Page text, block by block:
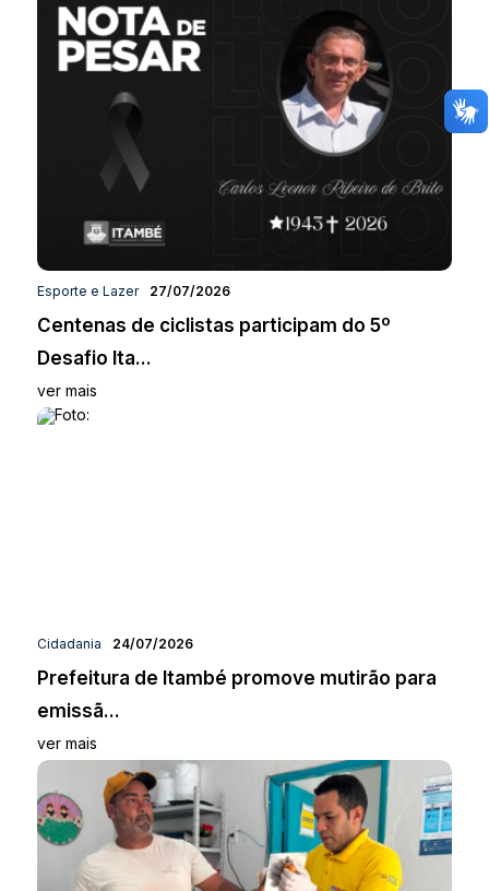
Esporte e Lazer 27/07/2026
Centenas de ciclistas participam do 5º
Desafio Ita...
ver mais
Cidadania 24/07/2026
Prefeitura de Itambé promove mutirão para
emissã...
ver mais